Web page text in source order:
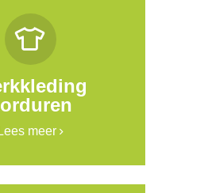
Lees meer